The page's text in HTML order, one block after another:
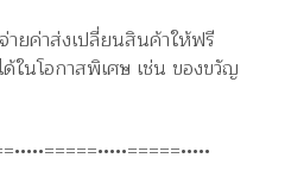
ยค่าส่งเปลี่ยนสินค้าให้ฟรี
ในโอกาสพิเศษ เช่น ของขวัญ